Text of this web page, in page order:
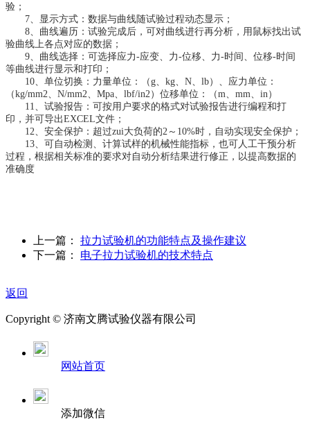
验；
7、显示方式：数据与曲线随试验过程动态显示；
8、曲线遍历：试验完成后，可对曲线进行再分析，用鼠标找出试
验曲线上各点对应的数据；
9、曲线选择：可选择应力-应变、力-位移、力-时间、位移-时间
等曲线进行显示和打印；
10、单位切换：力量单位：（g、kg、N、lb）、应力单位：
（kg/mm2、N/mm2、Mpa、lbf/in2）位移单位：（m、mm、in）
11、试验报告：可按用户要求的格式对试验报告进行编程和打
印，并可导出EXCEL文件；
12、安全保护：超过zui大负荷的2～10%时，自动实现安全保护；
13、可自动检测、计算试样的机械性能指标，也可人工干预分析
过程，根据相关标准的要求对自动分析结果进行修正，以提高数据的
准确度
上一篇： 拉力试验机的功能特点及操作建议
下一篇： 电子拉力试验机的技术特点
返回
Copyright © 济南文腾试验仪器有限公司
网站首页
添加微信